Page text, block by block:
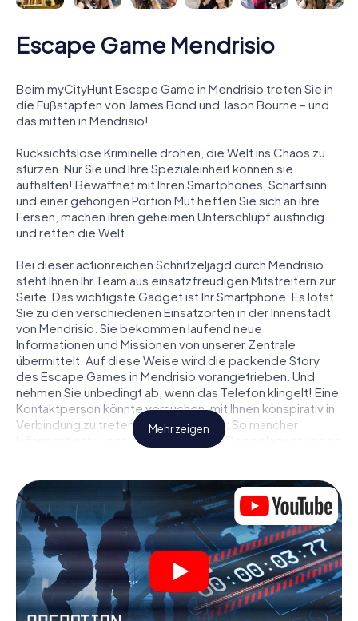
Escape Game Mendrisio
Beim myCityHunt Escape Game in Mendrisio treten Sie in
die Fußstapfen von James Bond und Jason Bourne – und
das mitten in Mendrisio!
Rücksichtslose Kriminelle drohen, die Welt ins Chaos zu
stürzen. Nur Sie und Ihre Spezialeinheit können sie
aufhalten! Bewaffnet mit Ihren Smartphones, Scharfsinn
und einer gehörigen Portion Mut heften Sie sich an ihre
Fersen, machen ihren geheimen Unterschlupf ausfindig
und retten die Welt.
Bei dieser actionreichen Schnitzeljagd durch Mendrisio
steht Ihnen Ihr Team aus einsatzfreudigen Mitstreitern zur
Seite. Das wichtigste Gadget ist Ihr Smartphone: Es lotst
Sie zu den verschiedenen Einsatzorten in der Innenstadt
von Mendrisio. Sie bekommen laufend neue
Informationen und Missionen von unserer Zentrale
übermittelt. Auf diese Weise wird die packende Story
des Escape Games in Mendrisio vorangetrieben. Und
nehmen Sie unbedingt ab, wenn das Telefon klingelt! Eine
Kontaktperson könnte versuchen, mit Ihnen konspirativ in
Verbindung zu treten … Doch Vorsicht: So mancher
Informant entpuppt sich als dubioser Doppelagent und so
und vor allem: Vertrauen Sie niemandem!
Anders als in einem klassischen Escape Room in Mendrisio
sind Sie also nicht in ein Zimmer eingesperrt, aus dem Sie
sich in einem vorgegebenen Zeitfenster befreien
müssen. Diese Smartphone Schnitzeljagd erklärt ganz
Mendrisio zu Ihrem persönlichen Spielfeld! Die technische
Voraussetzung für Ihr Agentenabenteuer in Mendrisio: Ein
Smartphone mit Zugang ins mobile Internet. Per Klick
Mehr zeigen